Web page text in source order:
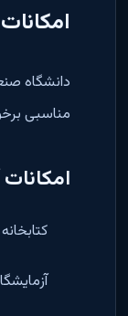
دانشگاه
مناسبی